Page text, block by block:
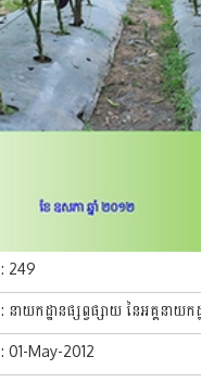
: 249
: នាយកដ្ឋានផ្សព្វផ្សាយ នៃអគ្គនាយក
: 01-May-2012